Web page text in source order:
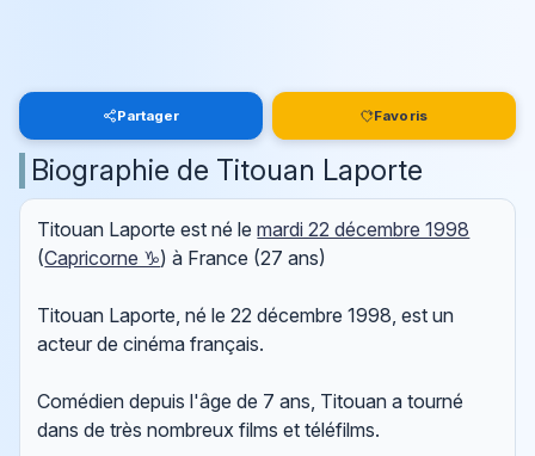
Partager Favoris
Biographie de Titouan Laporte
Titouan Laporte est né lemardi 22 décembre 1998
(Capricorne ♑) à France (27 ans)
Titouan Laporte, né le 22 décembre 1998, est un
acteur de cinéma français.
Comédien depuis l'âge de 7 ans, Titouan a tourné
dans de très nombreux films et téléfilms.